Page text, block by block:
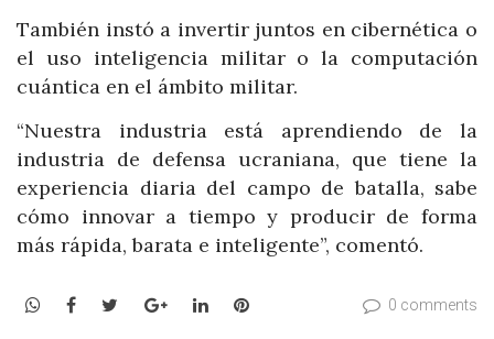
También instó a invertir juntos en cibernética o
el uso inteligencia militar o la computación
cuántica en el ámbito militar.
“Nuestra industria está aprendiendo de la
industria de defensa ucraniana, que tiene la
experiencia diaria del campo de batalla, sabe
cómo innovar a tiempo y producir de forma
más rápida, barata e inteligente”, comentó.
WhatsApp
Facebook
TwitterGoogle+LinkedInPinterest 0 comments